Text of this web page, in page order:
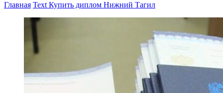
Главная Text Купить диплом Нижний Тагил